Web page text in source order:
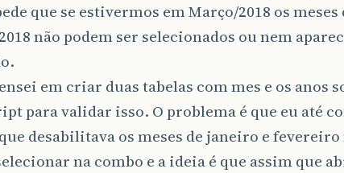
que se estivermos em Março/2018 os meses
não podem ser selecionados ou nem
em criar duas tabelas com mes e os anos
para validar isso. O problema é que eu até
desabilitava os meses de janeiro e
na combo e a ideia é que assim que